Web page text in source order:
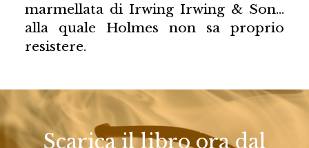
marmellata di Irwing Irwing & Son…
alla quale Holmes non sa proprio
resistere.
Scarica il libro ora dal